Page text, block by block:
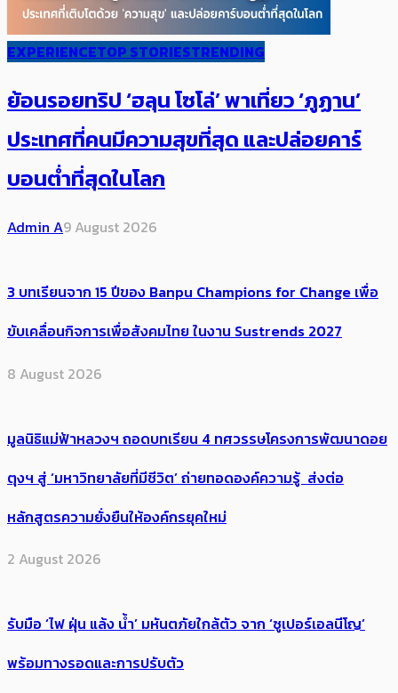
EXPERIENCETOP STORIESTRENDING
ย้อนรอยทริป ‘ฮลุน โซโล่’ ​​พาเที่ยว ‘ภูฏาน’
ประเทศ​ที่คน​มีความสุข​ที่สุด​​ และปล่อยคาร์​
บอนต่ำที่สุดในโลก
Admin A9 August 2026
3 บทเรียนจาก 15 ปีของ Banpu Champions for Change เพื่อ
ขับเคลื่อนกิจการเพื่อสังคมไทย ในงาน Sustrends 2027
8 August 2026
มูลนิธิแม่ฟ้าหลวงฯ ถอดบทเรียน 4 ทศวรรษโครงการพัฒนาดอย
ตุงฯ สู่ ‘มหาวิทยาลัยที่มีชีวิต’ ถ่ายทอดองค์ความรู้ ส่งต่อ
หลักสูตรความยั่งยืนให้องค์กรยุคใหม่
2 August 2026
รับมือ ‘ไฟ ฝุ่น แล้ง น้ำ’ มหันตภัยใกล้ตัว จาก ‘ซูเปอร์เอลนีโญ’
พร้อมทางรอดและการปรับตัว